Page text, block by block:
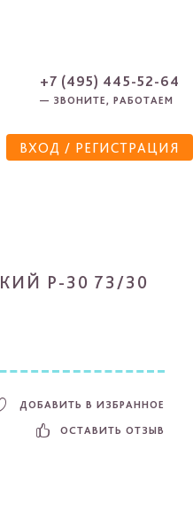
ВХОД / РЕГИСТРАЦИЯ
+7 (495) 445-52-64
— ЗВОНИТЕ, РАБОТАЕМ
Р-30 73/30
ДОБАВИТЬ В ИЗБРАННОЕ
ОСТАВИТЬ ОТЗЫВ